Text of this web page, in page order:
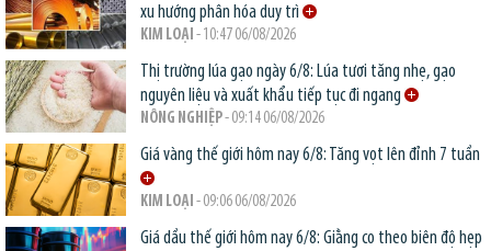
xu hướng phân hóa duy trì
KIM LOẠI - 10:47 06/08/2026
Thị trường lúa gạo ngày 6/8: Lúa tươi tăng nhẹ, gạo
nguyên liệu và xuất khẩu tiếp tục đi ngang
NÔNG NGHIỆP- 09:14 06/08/2026
Giá vàng thế giới hôm nay 6/8: Tăng vọt lên đỉnh 7 tuần
KIM LOẠI - 09:06 06/08/2026
Giá dầu thế giới hôm nay 6/8: Giằng co theo biên độ hẹp